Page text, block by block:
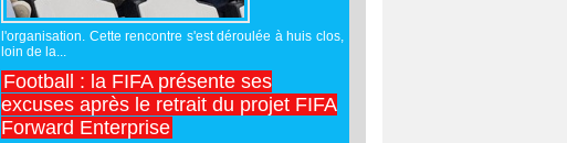
l'organisation. Cette rencontre s'est déroulée à huis clos,
loin de la...
Football : la FIFA présente ses
excuses après le retrait du projet FIFA
Forward Enterprise